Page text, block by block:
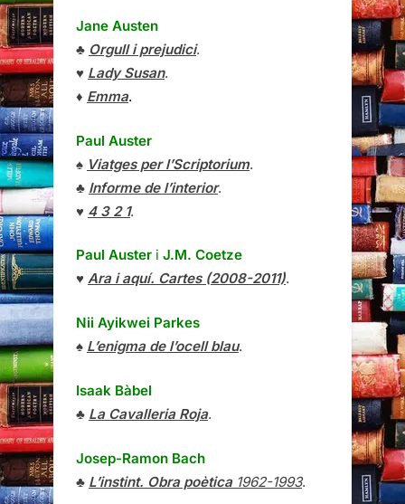
Jane Austen
♣ Orgull i prejudici.
♥ Lady Susan.
♦ Emma.
Paul Auster
♠ Viatges per l’Scriptorium.
♣ Informe de l’interior.
♥ 4 3 2 1.
Paul Auster i J.M. Coetze
♥ Ara i aquí. Cartes (2008-2011).
Nii Ayikwei Parkes
♠ L’enigma de l’ocell blau.
Isaak Bàbel
♣ La Cavalleria Roja.
Josep-Ramon Bach
♣ L’instint. Obra poètica1962-1993.